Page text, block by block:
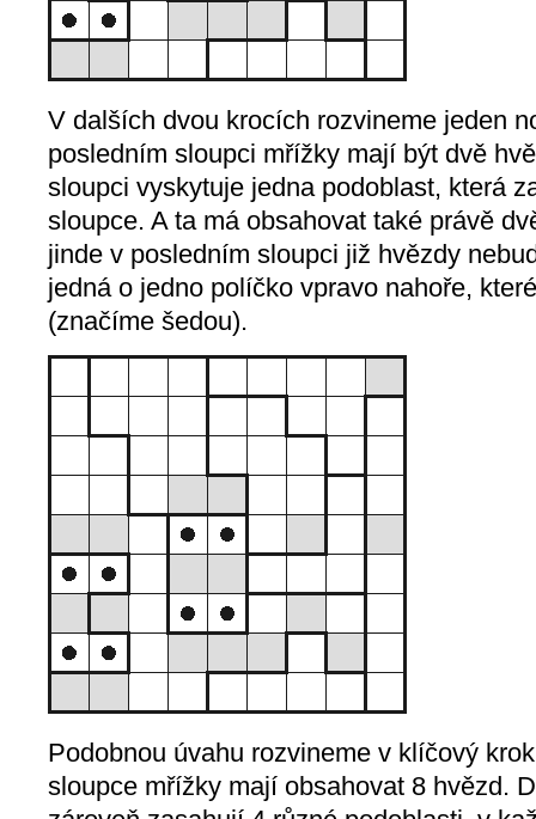
V dalších dvou krocích rozvineme jeden
posledním sloupci mřížky mají být dvě
sloupci vyskytuje jedna podoblast, která
sloupce. A ta má obsahovat také právě
jinde v posledním sloupci již hvězdy
jedná o jedno políčko vpravo nahoře,
(značíme šedou).
Podobnou úvahu rozvineme v klíčový
sloupce mřížky mají obsahovat 8 hvězd.